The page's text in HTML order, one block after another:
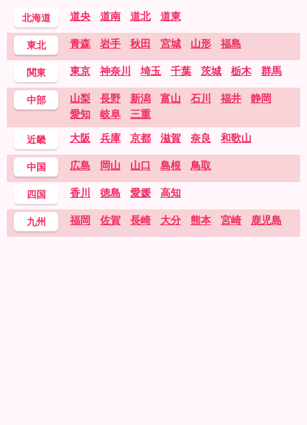
北海道 道央 道南 道北 道東
東北 青森 岩手 秋田 宮城 山形 福島
関東 東京 神奈川 埼玉 千葉 茨城 栃木 群馬
中部 山梨 長野 新潟 富山 石川 福井
静岡
愛知
岐阜 三重
近畿 大阪 兵庫 京都 滋賀 奈良 和歌山
中国 広島 岡山 山口 島根 鳥取
四国 香川 徳島 愛媛 高知
九州 福岡 佐賀 長崎 大分 熊本 宮崎 鹿児島